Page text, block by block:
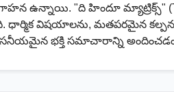
ఉన్నాయి. "ది హిందూ మ్యాట్రిక్స్"
ధార్మిక విషయాలను, మతపరమైన
భక్తి సమాచారాన్ని